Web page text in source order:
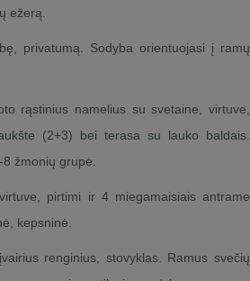
ežerą.
privatumą. Sodyba orientuojasi į ramų
rąstinius namelius su svetaine, virtuve,
(2+3) bei terasa su lauko baldais.
žmonių grupė.
pirtimi ir 4 miegamaisiais antrame
kepsninė.
renginius, stovyklas. Ramus svečių